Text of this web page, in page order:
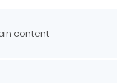
content